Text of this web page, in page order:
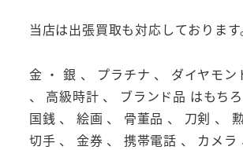
当店は出張買取も対応しております
金 ・ 銀 、 プラチナ 、 ダイヤモン
、 高級時計 、 ブランド品 はもち
国銭 、 絵画 、 骨董品 、 刀剣 、
切手 、 金券 、 携帯電話 、 カメラ